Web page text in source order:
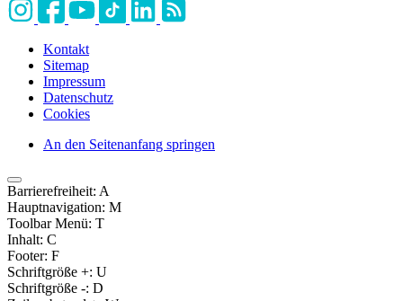
Kontakt
Sitemap
Impressum
Datenschutz
Cookies
An den Seitenanfang springen
Barrierefreiheit: A
Hauptnavigation: M
Toolbar Menü: T
Inhalt: C
Footer: F
Schriftgröße +: U
Schriftgröße -: D